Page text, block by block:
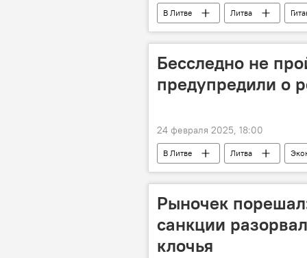
В Литве Литва
Бесследно не
предупредили о
24 февраля 2025, 18:00
В Литве Литва
магазины
продукты
Рыночек
санкции
клочья